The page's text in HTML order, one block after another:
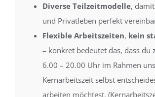
Diverse Teilzeitmodelle,
und Privatleben perfekt
Flexible Arbeitszeiten, kein
– konkret bedeutet das, dass du
6.00 – 20.00 Uhr im Rahmen
Kernarbeitszeit selbst
arbeiten möchtest.